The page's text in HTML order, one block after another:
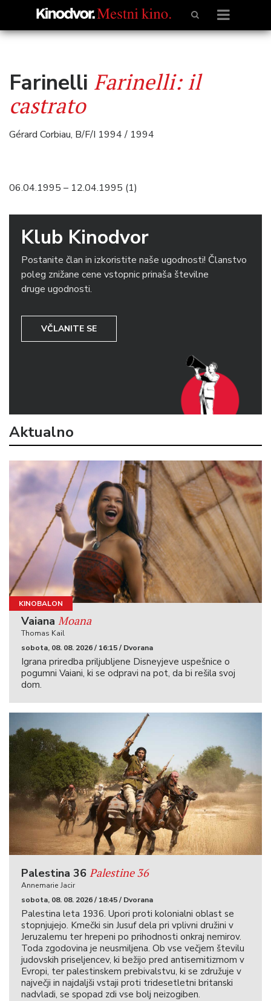
Farinelli Farinelli: il
castrato
Gérard Corbiau, B/F/I 1994 / 1994
06.04.1995 – 12.04.1995 (1)
Klub Kinodvor
Postanite član in izkoristite naše ugodnosti! Članstvo
poleg znižane cene vstopnic prinaša številne
druge ugodnosti.
VČLANITE SE
Aktualno
KINOBALON
Vaiana Moana
Thomas Kail
sobota, 08. 08. 2026 / 16:15 / Dvorana
Igrana priredba priljubljene Disneyjeve uspešnice o
pogumni Vaiani, ki se odpravi na pot, da bi rešila svoj
dom.
Palestina 36 Palestine 36
Annemarie Jacir
sobota, 08. 08. 2026 / 18:45 / Dvorana
Palestina leta 1936. Upori proti kolonialni oblast se
stopnjujejo. Kmečki sin Jusuf dela pri vplivni družini v
Jeruzalemu ter hrepeni po prihodnosti onkraj nemirov.
Toda zgodovina je neusmiljena. Ob vse večjem številu
judovskih priseljencev, ki bežijo pred antisemitizmom v
Evropi, ter palestinskem prebivalstvu, ki se združuje v
največji in najdaljši vstaji proti tridesetletni britanski
nadvladi, se spopad zdi vse bolj neizogiben.